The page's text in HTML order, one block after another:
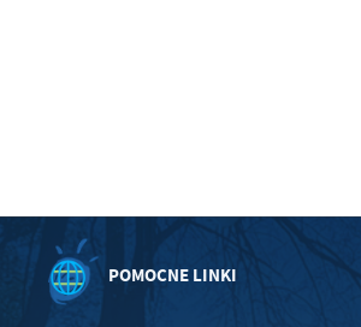
POMOCNE LINKI